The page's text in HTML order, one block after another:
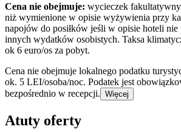
Cena nie obejmuje: wycieczek
niż wymienione w opisie wyżywienia przy
napojów do posiłków jeśli w opisie hoteli nie
innych wydatków osobistych. Taksa
ok 6 euro/os za pobyt.
Cena nie obejmuje lokalnego podatku
ok. 5 LEI/osoba/noc. Podatek jest
bezpośrednio w recepcji. Więcej
Atuty oferty